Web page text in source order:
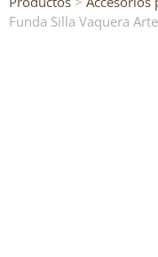
Funda Silla Vaquera